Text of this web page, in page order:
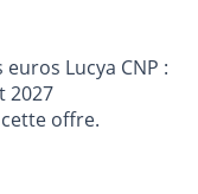
euros Lucya CNP :
2027
offre.